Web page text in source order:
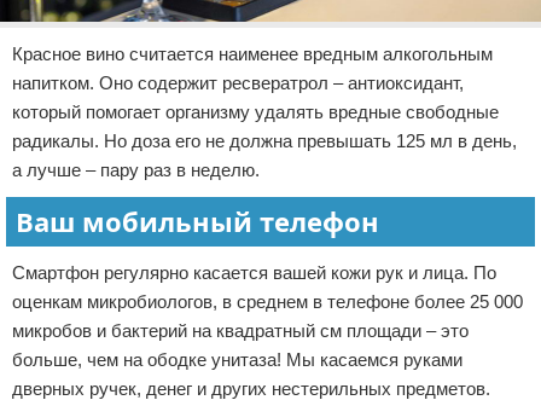
Красное вино считается наименее вредным алкогольным
напитком. Оно содержит ресвератрол – антиоксидант,
который помогает организму удалять вредные свободные
радикалы. Но доза его не должна превышать 125 мл в день,
а лучше – пару раз в неделю.
Ваш мобильный телефон
Смартфон регулярно касается вашей кожи рук и лица. По
оценкам микробиологов, в среднем в телефоне более 25 000
микробов и бактерий на квадратный см площади – это
больше, чем на ободке унитаза! Мы касаемся руками
дверных ручек, денег и других нестерильных предметов.